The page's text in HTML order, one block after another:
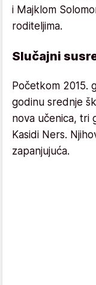
i Majklom
roditeljima.
Slučajni
Početkom 2015.
godinu srednje
nova učenica, tri
Kasidi Ners.
zapanjujuća.